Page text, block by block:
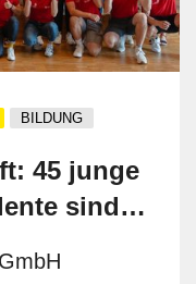
BILDUNG
45 junge
sind